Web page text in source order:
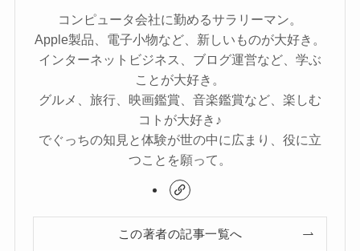
コンピュータ会社に勤めるサラリーマン。
Apple製品、電子小物など、新しいものが大好き。
インターネットビジネス、ブログ運営など、学ぶ
ことが大好き。
グルメ、旅行、映画鑑賞、音楽鑑賞など、楽しむ
コトが大好き♪
でぐっちの知見と体験が世の中に広まり、役に立
つことを願って。
この著者の記事一覧へ